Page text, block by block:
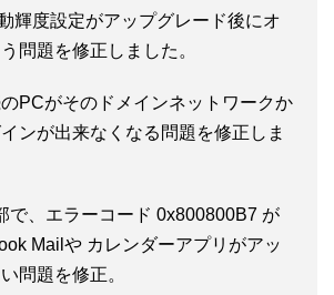
輝度設定がアップグレード後にオ
問題を修正しました。
のPCがそのドメインネットワークか
ンが出来なくなる問題を修正しま
で、エラーコード 0x800800B7 が
Mailや カレンダーアプリがアッ
問題を修正。